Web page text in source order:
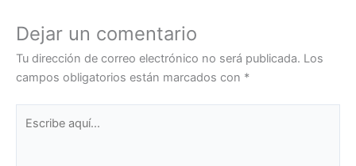
Dejar un comentario
Tu dirección de correo electrónico no será publicada. Los
campos obligatorios están marcados con *
aquí...